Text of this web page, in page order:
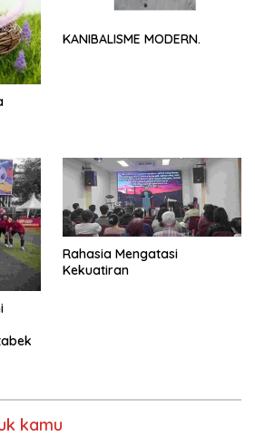
KANIBALISME MODERN.
Rahasia Mengatasi
Kekuatiran
kamu